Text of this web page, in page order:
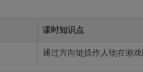
课时知识点
通过方向键操作人物在游